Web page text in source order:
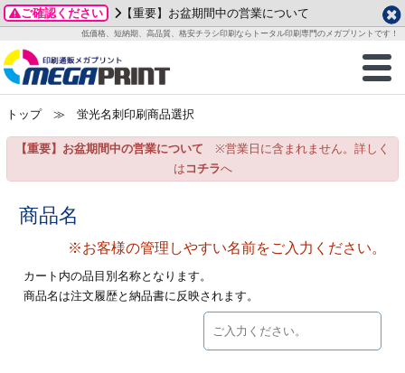
ご確認ください 【重要】お盆期間中の営業について
低価格、短納期、高品質、格安チラシ印刷ならトータル印刷専門のメガプリントです！
商品一覧
グッズ
ステッカー
ックカード印刷
業ツール印刷
ィ・販促グッズ
ご利用ガイド
お客様へ
いて
方法
/送料について
刷
カード印刷
ックカード名刺
ムカード
印刷
データ作成ガイド
成前に
ガイド
加工指示ガイド
テンプレート
ード印刷
名刺印刷
ックカード
ード印刷
刷
一覧
わせ
り
プル請求
2026年 8月
月
火 水 木 金
土
3
4 5 6 7
8
15
24
25
2026年 9月
月
火 水 木 金
土
12
トップ≫ 蛍光名刺印刷商品選択
【重要】お盆期間中の営業について ※営業日に含まれません。詳しく
は コチラへ
商品名
※お客様の管理しやすい名前をご入力ください。
カート内の品目別名称となります。
商品名は注文履歴と納品書に反映されます。